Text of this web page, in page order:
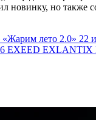
новинку, но
«Жарим лето 2.0» 22
EXEED